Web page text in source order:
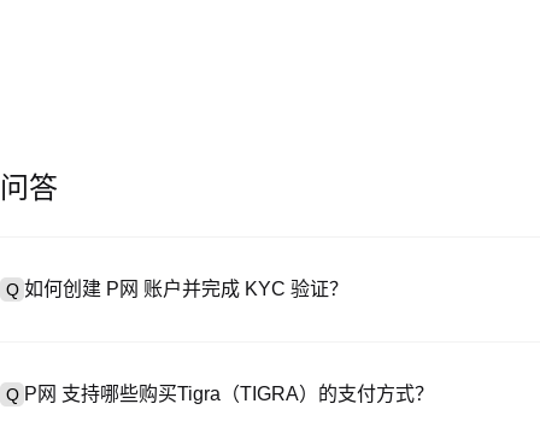
问答
Q 如何创建 P网 账户并完成 KYC 验证？
Q P网 支持哪些购买Tigra（TIGRA）的支付方式？